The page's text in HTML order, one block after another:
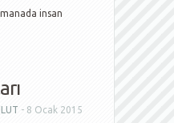
insan
- 8 Ocak 2015